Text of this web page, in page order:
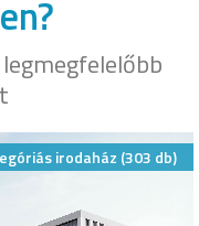
irodaház (303 db)